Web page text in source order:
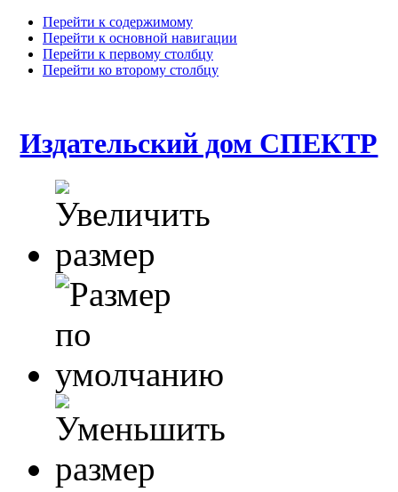
Перейти к содержимому
Перейти к основной навигации
Перейти к первому столбцу
Перейти ко второму столбцу
Издательский дом СПЕКТР